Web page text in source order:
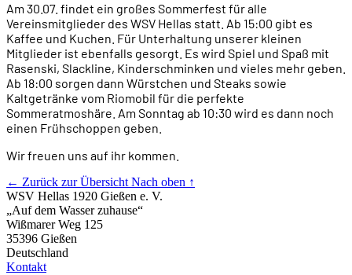
Am 30.07. findet ein großes Sommerfest für alle
Vereinsmitglieder des WSV Hellas statt. Ab 15:00 gibt es
Kaffee und Kuchen. Für Unterhaltung unserer kleinen
Mitglieder ist ebenfalls gesorgt. Es wird Spiel und Spaß mit
Rasenski, Slackline, Kinderschminken und vieles mehr geben.
Ab 18:00 sorgen dann Würstchen und Steaks sowie
Kaltgetränke vom Riomobil für die perfekte
Sommeratmoshäre. Am Sonntag ab 10:30 wird es dann noch
einen Frühschoppen geben.
Wir freuen uns auf ihr kommen.
← Zurück zur Übersicht Nach oben ↑
WSV Hellas 1920 Gießen e. V.
„Auf dem Wasser zuhause“
Wißmarer Weg 125
35396 Gießen
Deutschland
Kontakt